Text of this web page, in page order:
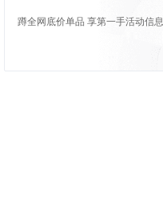
蹲全网底价单品 享第一手活动信息